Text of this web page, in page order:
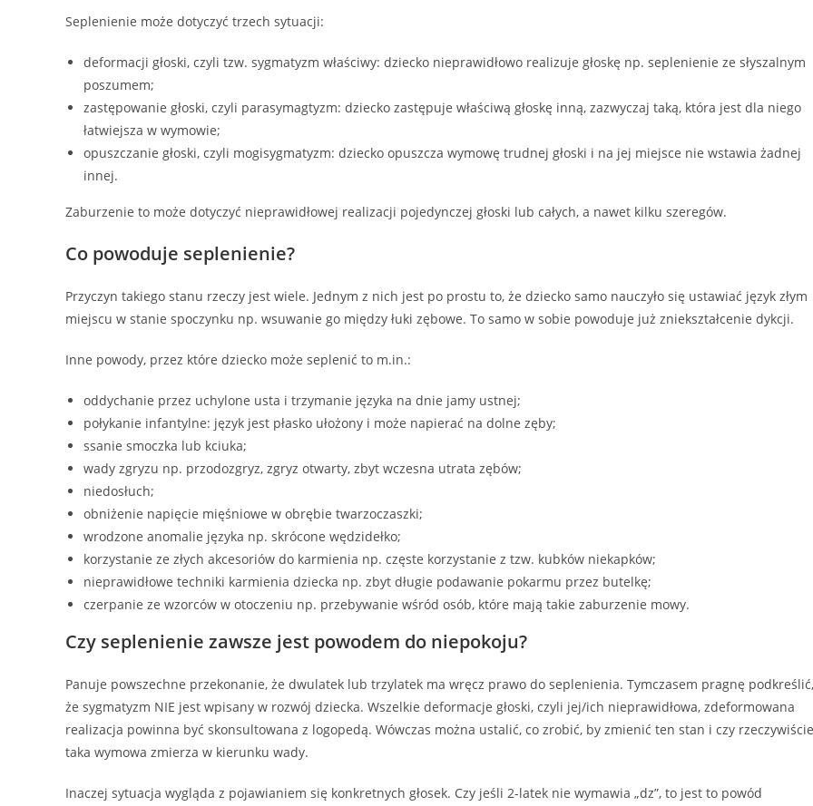
Seplenienie może dotyczyć trzech sytuacji:
deformacji głoski, czyli tzw. sygmatyzm właściwy: dziecko nieprawidłowo realizuje głoskę np. seplenienie ze słyszalnym
poszumem;
zastępowanie głoski, czyli parasymagtyzm: dziecko zastępuje właściwą głoskę inną, zazwyczaj taką, która jest dla niego
łatwiejsza w wymowie;
opuszczanie głoski, czyli mogisygmatyzm: dziecko opuszcza wymowę trudnej głoski i na jej miejsce nie wstawia żadnej
innej.
Zaburzenie to może dotyczyć nieprawidłowej realizacji pojedynczej głoski lub całych, a nawet kilku szeregów.
Co powoduje seplenienie?
Przyczyn takiego stanu rzeczy jest wiele. Jednym z nich jest po prostu to, że dziecko samo nauczyło się ustawiać język złym
miejscu w stanie spoczynku np. wsuwanie go między łuki zębowe. To samo w sobie powoduje już zniekształcenie dykcji.
Inne powody, przez które dziecko może seplenić to m.in.:
oddychanie przez uchylone usta i trzymanie języka na dnie jamy ustnej;
połykanie infantylne: język jest płasko ułożony i może napierać na dolne zęby;
ssanie smoczka lub kciuka;
wady zgryzu np. przodozgryz, zgryz otwarty, zbyt wczesna utrata zębów;
niedosłuch;
obniżenie napięcie mięśniowe w obrębie twarzoczaszki;
wrodzone anomalie języka np. skrócone wędzidełko;
korzystanie ze złych akcesoriów do karmienia np. częste korzystanie z tzw. kubków niekapków;
nieprawidłowe techniki karmienia dziecka np. zbyt długie podawanie pokarmu przez butelkę;
czerpanie ze wzorców w otoczeniu np. przebywanie wśród osób, które mają takie zaburzenie mowy.
Czy seplenienie zawsze jest powodem do niepokoju?
Panuje powszechne przekonanie, że dwulatek lub trzylatek ma wręcz prawo do seplenienia. Tymczasem pragnę podkreślić,
że sygmatyzm NIE jest wpisany w rozwój dziecka. Wszelkie deformacje głoski, czyli jej/ich nieprawidłowa, zdeformowana
realizacja powinna być skonsultowana z logopedą. Wówczas można ustalić, co zrobić, by zmienić ten stan i czy rzeczywiście
taka wymowa zmierza w kierunku wady.
Inaczej sytuacja wygląda z pojawianiem się konkretnych głosek. Czy jeśli 2-latek nie wymawia „dz”, to jest to powód